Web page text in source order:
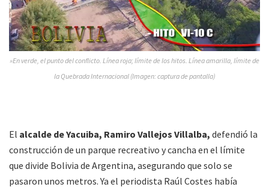
»En verde, el punto del conflicto. Línea roja; límite de los hitos. Línea amarilla, límite de
la Quebrada Internacional (Imagen: captura de pantalla)
El alcalde de Yacuiba, Ramiro Vallejos Villalba, defendió la
construcción de un parque recreativo y cancha en el límite
que divide Bolivia de Argentina, asegurando que solo se
pasaron unos metros. Ya el periodista Raúl Costes había